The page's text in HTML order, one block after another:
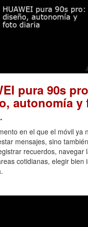
pura 90s
autonomía y
.
en el que el móvil ya
mensajes, sino
recuerdos, navegar
cotidianas, elegir bien